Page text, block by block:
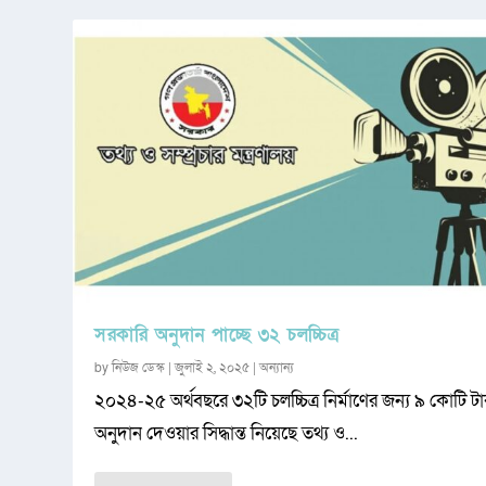
সরকারি অনুদান পাচ্ছে ৩২ চলচ্চিত্র
byনিউজ ডেস্ক |জুলাই ২, ২০২৫ |অন্যান্য
২০২৪-২৫ অর্থবছরে ৩২টি চলচ্চিত্র নির্মাণের জন্য ৯ কোটি
অনুদান দেওয়ার সিদ্ধান্ত নিয়েছে তথ্য ও...